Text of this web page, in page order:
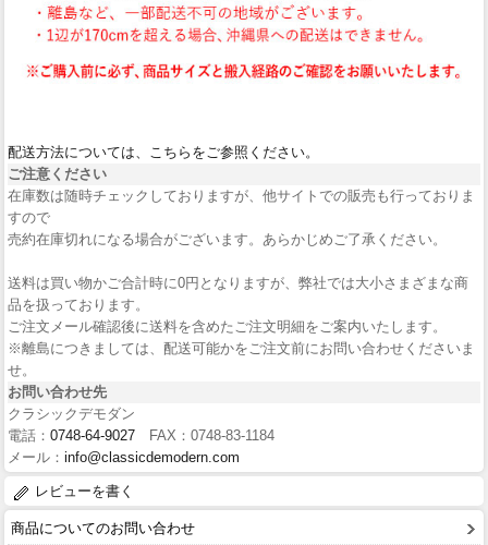
配送方法については、こちらをご参照ください。
ご注意ください
在庫数は随時チェックしておりますが、他サイトでの販売も行っておりま
すので
売約在庫切れになる場合がございます。あらかじめご了承ください。
送料は買い物かご合計時に0円となりますが、弊社では大小さまざまな商
品を扱っております。
ご注文メール確認後に送料を含めたご注文明細をご案内いたします。
※離島につきましては、配送可能かをご注文前にお問い合わせくださいま
せ。
お問い合わせ先
クラシックデモダン
電話： 0748-64-9027 FAX：0748-83-1184
メール： info@classicdemodern.com
レビューを書く
商品についてのお問い合わせ